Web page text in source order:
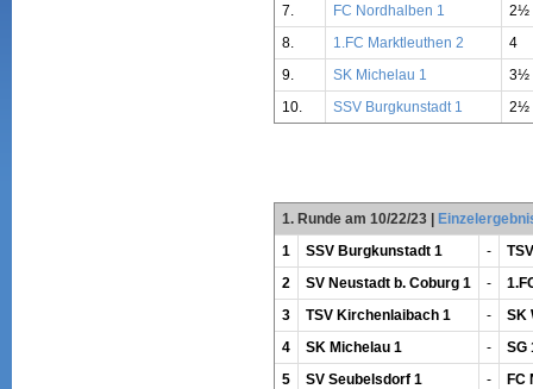
7.
FC Nordhalben 1
2½
8.
1.FC Marktleuthen 2
4
9.
SK Michelau 1
3½
10.
SSV Burgkunstadt 1 2½
1. Runde am 10/22/23|
1
SSV Burgkunstadt 1 -
2
SV Neustadt b. Coburg 1 -
3
TSV Kirchenlaibach 1 -
SK
4
SK Michelau 1 -
SG
5
SV Seubelsdorf 1 -
FC